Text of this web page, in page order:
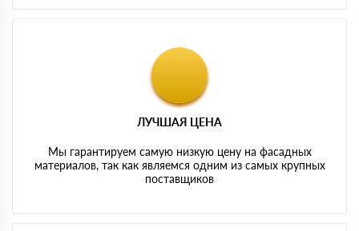
ЛУЧШАЯ ЦЕНА
Мы гарантируем самую низкую цену на фасадных
материалов, так как являемся одним из самых крупных
поставщиков